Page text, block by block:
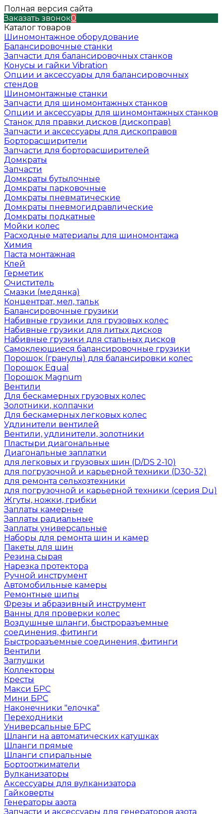
Полная версия сайта
Заказать звонок0
Каталог товаров
Шиномонтажное оборудование
Балансировочные станки
Запчасти для балансировочных станков
Конусы и гайки Vibration
Опции и аксессуары для балансировочных
стендов
Шиномонтажные станки
Запчасти для шиномонтажных станков
Опции и аксессуары для шиномонтажных станков
Станок для правки дисков (дископрав)
Запчасти и аксессуары для дископравов
Борторасширители
Запчасти для борторасширителей
Домкраты
Запчасти
Домкраты бутылочные
Домкраты парковочные
Домкраты пневматические
Домкраты пневмогидравлические
Домкраты подкатные
Мойки колес
Расходные материалы для шиномонтажа
Химия
Паста монтажная
Клей
Герметик
Очиститель
Смазки (медянка)
Концентрат, мел, тальк
Балансировочные грузики
Набивные грузики для грузовых колес
Набивные грузики для литых дисков
Набивные грузики для стальных дисков
Самоклеющиеся балансировочные грузики
Порошок (гранулы) для балансировки колес
Порошок Equal
Порошок Magnum
Вентили
Для бескамерных грузовых колес
Золотники, колпачки
Для бескамерных легковых колес
Удлинители вентилей
Вентили, удлинители, золотники
Пластыри диагональные
Диагональные заплатки
для легковых и грузовых шин (D/DS 2-10)
для погрузочной и карьерной техники (D30-32)
для ремонта сельхозтехники
для погрузочной и карьерной техники (серия Du)
Жгуты, ножки, грибки
Заплаты камерные
Заплаты радиальные
Заплаты универсальные
Наборы для ремонта шин и камер
Пакеты для шин
Резина сырая
Нарезка протектора
Ручной инструмент
Автомобильные камеры
Ремонтные шипы
Фрезы и абразивный инструмент
Ванны для проверки колес
Воздушные шланги, быстроразъемные
соединения, фитинги
Быстроразъемные соединения, фитинги
Вентили
Заглушки
Коллекторы
Кресты
Макси БРС
Мини БРС
Наконечники "елочка"
Переходники
Универсальные БРС
Шланги на автоматических катушках
Шланги прямые
Шланги спиральные
Бортоотжиматели
Вулканизаторы
Аксессуары для вулканизатора
Гайковерты
Генераторы азота
Запчасти и аксессуары для генераторов азота